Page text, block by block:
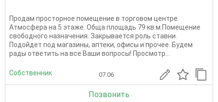
Продам просторное помещение в торговом центре
Атмосфера на 5 этаже. Обща площадь 79 кв.м.Помещение
свободного назначения. Закрывается роль ставни.
Подойдет под магазины, аптеки, офисы и прочее. Будем
рады ответить на все Ваши вопросы! Просмотр...
Собственник 07.06
Позвонить